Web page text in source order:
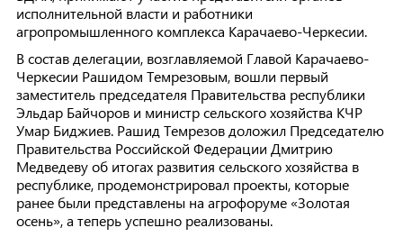
исполнительной власти и работники
агропромышленного комплекса Карачаево-Черкесии.
В состав делегации, возглавляемой Главой Карачаево-
Черкесии Рашидом Темрезовым, вошли первый
заместитель председателя Правительства республики
Эльдар Байчоров и министр сельского хозяйства КЧР
Умар Биджиев. Рашид Темрезов доложил Председателю
Правительства Российской Федерации Дмитрию
Медведеву об итогах развития сельского хозяйства в
республике, продемонстрировал проекты, которые
ранее были представлены на агрофоруме «Золотая
осень», а теперь успешно реализованы.